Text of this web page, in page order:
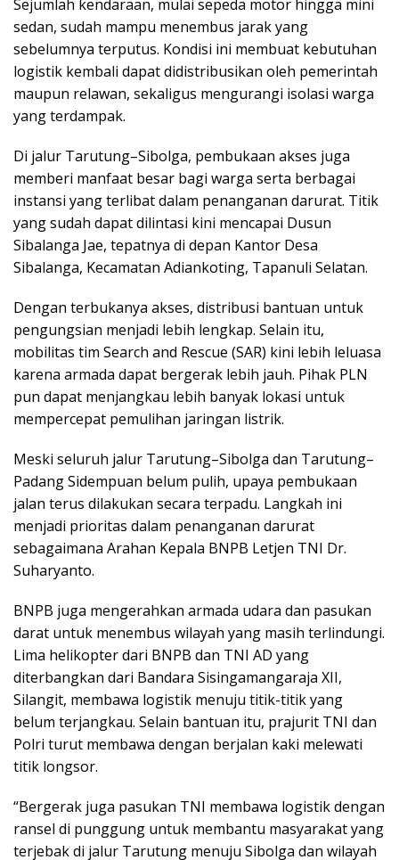
Sejumlah kendaraan, mulai sepeda motor hingga mini
sedan, sudah mampu menembus jarak yang
sebelumnya terputus. Kondisi ini membuat kebutuhan
logistik kembali dapat didistribusikan oleh pemerintah
maupun relawan, sekaligus mengurangi isolasi warga
yang terdampak.
Di jalur Tarutung–Sibolga, pembukaan akses juga
memberi manfaat besar bagi warga serta berbagai
instansi yang terlibat dalam penanganan darurat. Titik
yang sudah dapat dilintasi kini mencapai Dusun
Sibalanga Jae, tepatnya di depan Kantor Desa
Sibalanga, Kecamatan Adiankoting, Tapanuli Selatan.
Dengan terbukanya akses, distribusi bantuan untuk
pengungsian menjadi lebih lengkap. Selain itu,
mobilitas tim Search and Rescue (SAR) kini lebih leluasa
karena armada dapat bergerak lebih jauh. Pihak PLN
pun dapat menjangkau lebih banyak lokasi untuk
mempercepat pemulihan jaringan listrik.
Meski seluruh jalur Tarutung–Sibolga dan Tarutung–
Padang Sidempuan belum pulih, upaya pembukaan
jalan terus dilakukan secara terpadu. Langkah ini
menjadi prioritas dalam penanganan darurat
sebagaimana Arahan Kepala BNPB Letjen TNI Dr.
Suharyanto.
BNPB juga mengerahkan armada udara dan pasukan
darat untuk menembus wilayah yang masih terlindungi.
Lima helikopter dari BNPB dan TNI AD yang
diterbangkan dari Bandara Sisingamangaraja XII,
Silangit, membawa logistik menuju titik-titik yang
belum terjangkau. Selain bantuan itu, prajurit TNI dan
Polri turut membawa dengan berjalan kaki melewati
titik longsor.
“Bergerak juga pasukan TNI membawa logistik dengan
ransel di punggung untuk membantu masyarakat yang
terjebak di jalur Tarutung menuju Sibolga dan wilayah